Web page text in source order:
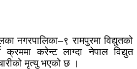
नगरपालिका–९ रामपुरमा विद्युतको
करेन्ट लाग्दा नेपाल विद्युत
मृत्यु भएको छ ।